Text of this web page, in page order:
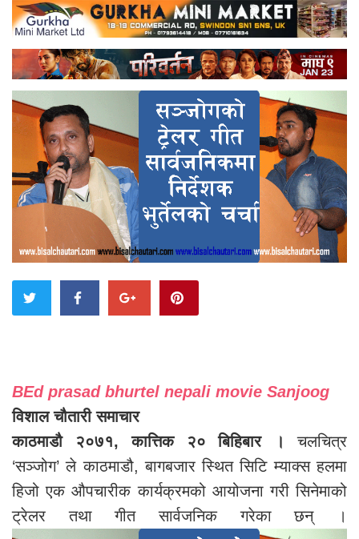
BEd prasad bhurtel nepali movie Sanjoog
विशाल चौतारी समाचार
काठमाडौ २०७१, कात्तिक २० बिहिबार ।
चलचित्र
‘सञ्जोग’ ले काठमाडौ, बागबजार स्थित सिटि म्याक्स हलमा
हिजो एक औपचारीक कार्यक्रमको आयोजना गरी सिनेमाको
ट्रेलर तथा गीत सार्वजनिक गरेका छन् ।